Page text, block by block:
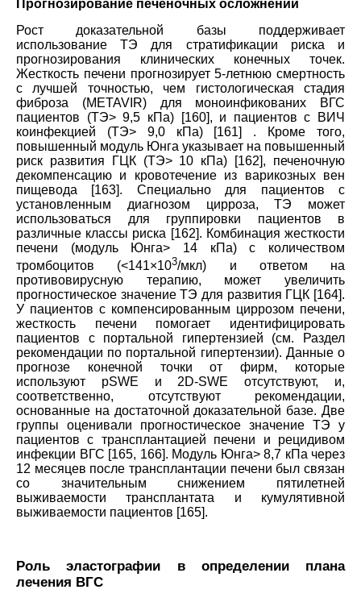
Прогнозирование печеночных осложнений
Рост доказательной базы поддерживает
использование TЭ для стратификации риска и
прогнозирования клинических конечных точек.
Жесткость печени прогнозирует 5-летнюю смертность
с лучшей точностью, чем гистологическая стадия
фиброза (METAVIR) для моноинфикованих ВГС
пациентов (TЭ> 9,5 кПа) [160], и пациентов с ВИЧ
коинфекцией (TЭ> 9,0 кПа) [161] . Кроме того,
повышенный модуль Юнга указывает на повышенный
риск развития ГЦК (TЭ> 10 кПа) [162], печеночную
декомпенсацию и кровотечение из варикозных вен
пищевода [163]. Специально для пациентов с
установленным диагнозом цирроза, TЭ может
использоваться для группировки пациентов в
различные классы риска [162]. Комбинация жесткости
печени (модуль Юнга> 14 кПа) с количеством
тромбоцитов (<141×103/мкл) и ответом на
противовирусную терапию, может увеличить
прогностическое значение ТЭ для развития ГЦК [164].
У пациентов с компенсированным циррозом печени,
жесткость печени помогает идентифицировать
пациентов с портальной гипертензией (см. Раздел
рекомендации по портальной гипертензии). Данные о
прогнозе конечной точки от фирм, которые
используют pSWE и 2D-SWE отсутствуют, и,
соответственно, отсутствуют рекомендации,
основанные на достаточной доказательной базе. Две
группы оценивали прогностическое значение ТЭ у
пациентов с трансплантацией печени и рецидивом
инфекции ВГС [165, 166]. Модуль Юнга> 8,7 кПа через
12 месяцев после трансплантации печени был связан
со значительным снижением пятилетней
выживаемости трансплантата и кумулятивной
выживаемости пациентов [165].
Роль эластографии в определении плана
лечения ВГС